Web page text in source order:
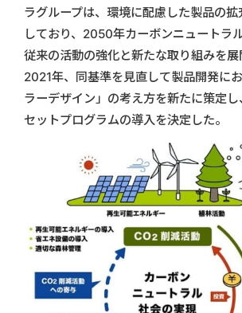
ラグループは、環境に配慮した製品の拡
しており、2050年カーボンニュートラ
従来の活動の強化と新たな取り組みを展
2021年、同基準を見直して製品開発に
ラーデザイン」の考え方を新たに策定
セットプログラムの導入を決定した。